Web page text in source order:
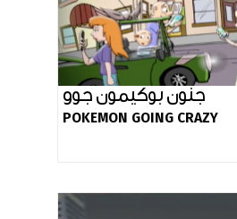
جنون بوكيمون جوو
POKEMON GOING CRAZY